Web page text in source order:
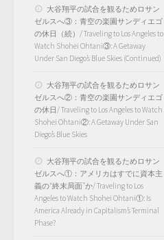
大谷翔平の試合を観るためロサン
ゼルスへ③：青空の楽園サンディエゴ
の休日（続）/ Traveling to Los Angeles to
Watch Shohei Ohtani③: A Getaway
Under San Diego’s Blue Skies (Continued)
大谷翔平の試合を観るためロサン
ゼルスへ②：青空の楽園サンディエゴ
の休日/ Traveling to Los Angeles to Watch
Shohei Ohtani②: A Getaway Under San
Diego’s Blue Skies
大谷翔平の試合を観るためロサン
ゼルスへ①：アメリカはすでに資本主
義の“終末局面”か/ Traveling to Los
Angeles to Watch Shohei Ohtani①: Is
America Already in Capitalism’s Terminal
Phase?